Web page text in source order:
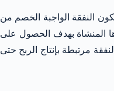
النفقة الواجبة الخصم من
المنشاة بهدف الحصول على
مرتبطة بإنتاج الربح حتى